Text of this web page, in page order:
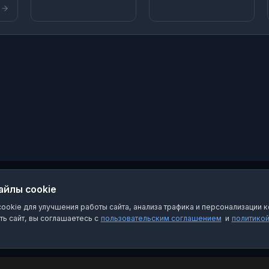
cookie
для улучшения работы сайта, анализа трафика и персонализации
сайт, вы соглашаетесь с пользовательским соглашением и политикой